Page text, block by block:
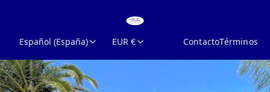
Español (España) EUR € ContactoTérminos